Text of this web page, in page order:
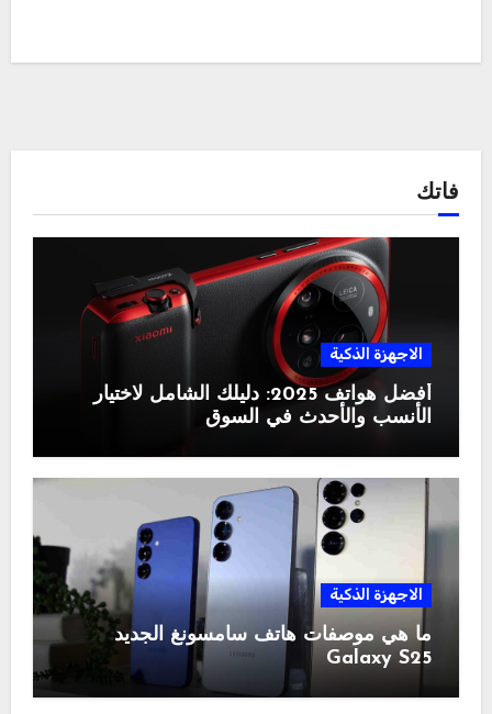
فاتك
الاجهزة الذكية
أفضل هواتف 2025: دليلك الشامل لاختيار
الأنسب والأحدث في السوق
الاجهزة الذكية
ما هي موصفات هاتف سامسونغ الجديد
Galaxy S25